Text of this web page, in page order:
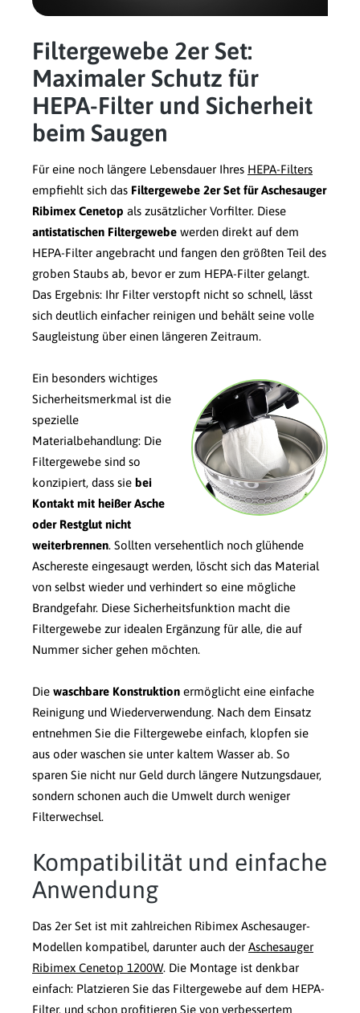
Filtergewebe 2er Set:
Maximaler Schutz für
HEPA-Filter und Sicherheit
beim Saugen
Für eine noch längere Lebensdauer Ihres HEPA-Filters
empfiehlt sich das Filtergewebe 2er Set für Aschesauger
Ribimex Cenetop als zusätzlicher Vorfilter. Diese
antistatischen Filtergewebe werden direkt auf dem
HEPA-Filter angebracht und fangen den größten Teil des
groben Staubs ab, bevor er zum HEPA-Filter gelangt.
Das Ergebnis: Ihr Filter verstopft nicht so schnell, lässt
sich deutlich einfacher reinigen und behält seine volle
Saugleistung über einen längeren Zeitraum.
Ein besonders wichtiges
Sicherheitsmerkmal ist die
spezielle
Materialbehandlung: Die
Filtergewebe sind so
konzipiert, dass sie bei
Kontakt mit heißer Asche
oder Restglut nicht
weiterbrennen. Sollten versehentlich noch glühende
Aschereste eingesaugt werden, löscht sich das Material
von selbst wieder und verhindert so eine mögliche
Brandgefahr. Diese Sicherheitsfunktion macht die
Filtergewebe zur idealen Ergänzung für alle, die auf
Nummer sicher gehen möchten.
Die waschbare Konstruktion ermöglicht eine einfache
Reinigung und Wiederverwendung. Nach dem Einsatz
entnehmen Sie die Filtergewebe einfach, klopfen sie
aus oder waschen sie unter kaltem Wasser ab. So
sparen Sie nicht nur Geld durch längere Nutzungsdauer,
sondern schonen auch die Umwelt durch weniger
Filterwechsel.
Kompatibilität und einfache
Anwendung
Das 2er Set ist mit zahlreichen Ribimex Aschesauger-
Modellen kompatibel, darunter auch der Aschesauger
Ribimex Cenetop 1200W. Die Montage ist denkbar
einfach: Platzieren Sie das Filtergewebe auf dem HEPA-
Filter, und schon profitieren Sie von verbessertem